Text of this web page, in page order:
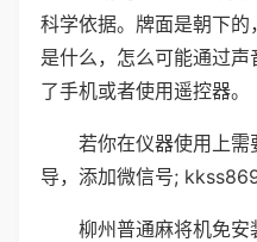
科学依据。牌面是朝下
是什么，怎么可能通过
了手机或者使用遥控器。
若你在仪器使用上
导，添加微信号;
柳州普通麻将机免